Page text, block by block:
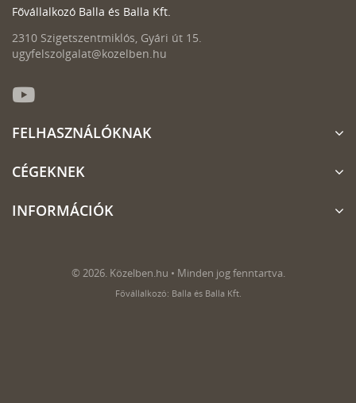
Fővállalkozó Balla és Balla Kft.
2310 Szigetszentmiklós, Gyári út 15.
ugyfelszolgalat@kozelben.hu
FELHASZNÁLÓKNAK
CÉGEKNEK
INFORMÁCIÓK
© 2026. Közelben.hu • Minden jog fenntartva.
Fővállalkozó: Balla és Balla Kft.